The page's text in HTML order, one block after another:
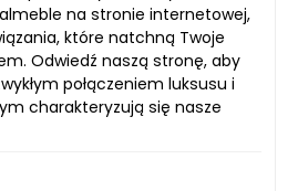
na stronie internetowej,
które natchną Twoje
Odwiedź naszą stronę, aby
połączeniem luksusu i
charakteryzują się nasze